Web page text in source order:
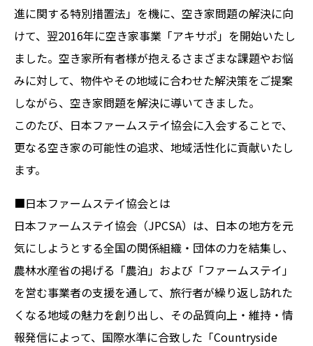
進に関する特別措置法」を機に、空き家問題の解決に向
けて、翌2016年に空き家事業「アキサポ」を開始いたし
ました。空き家所有者様が抱えるさまざまな課題やお悩
みに対して、物件やその地域に合わせた解決策をご提案
しながら、空き家問題を解決に導いてきました。
このたび、日本ファームステイ協会に入会することで、
更なる空き家の可能性の追求、地域活性化に貢献いたし
ます。
■日本ファームステイ協会とは
日本ファームステイ協会（JPCSA）は、日本の地方を元
気にしようとする全国の関係組織・団体の力を結集し、
農林水産省の掲げる「農泊」および「ファームステイ」
を営む事業者の支援を通して、旅行者が繰り返し訪れた
くなる地域の魅力を創り出し、その品質向上・維持・情
報発信によって、国際水準に合致した「Countryside